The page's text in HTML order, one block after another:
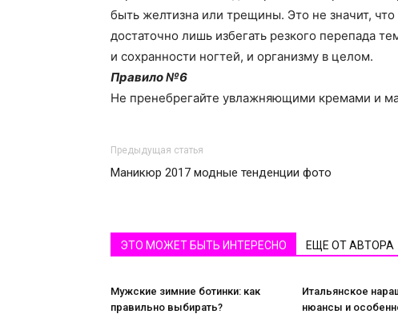
быть желтизна или трещины. Это не значит, что
достаточно лишь избегать резкого перепада
и сохранности ногтей, и организму в целом.
Правило №6
Не пренебрегайте увлажняющими кремами и
Предыдущая статья
Маникюр 2017 модные тенденции фото
ЭТО МОЖЕТ БЫТЬ ИНТЕРЕСНО ЕЩЕ ОТ АВТОРА
Мужские зимние ботинки: как
правильно выбирать?
Итальянское
нюансы и